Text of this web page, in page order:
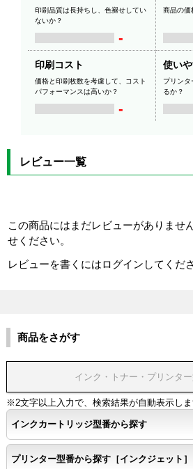
印刷品質は長持ちし、色褪せしてい
ないか？
-
商品の価
印刷コスト
価格と印刷枚数を考慮して、コスト
パフォーマンスは高いか？
-
使い
プリンタ
るか？
レビュー一覧
この商品にはまだレビューがありませ
せください。
レビューを書くにはログインしてくださ
商品をさがす
※2文字以上入力で、検索結果が自動表示し
インクカートリッジ型番から探す
プリンター型番から探す［インクジェット］